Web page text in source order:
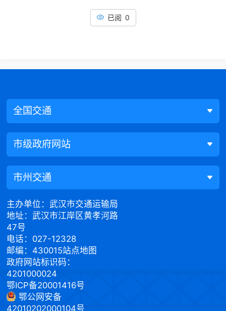
已阅 0
全国交通
市级政府网站
市州交通
主办单位：武汉市交通运输局
地址：武汉市江岸区黄孝河路
47号
电话：027-12328
邮编：430015站点地图
政府网站标识码：
4201000024
鄂ICP备20001416号
鄂公网安备
42010202000104号